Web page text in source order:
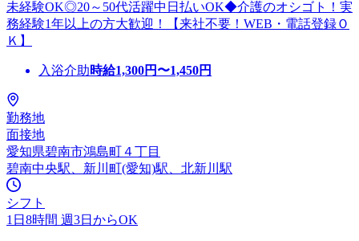
未経験OK◎20～50代活躍中日払いOK◆介護のオシゴト！実
務経験1年以上の方大歓迎！【来社不要！WEB・電話登録Ｏ
Ｋ】
入浴介助時給1,300円〜1,450円
勤務地
面接地
愛知県碧南市鴻島町４丁目
碧南中央駅、新川町(愛知)駅、北新川駅
シフト
1日8時間 週3日からOK